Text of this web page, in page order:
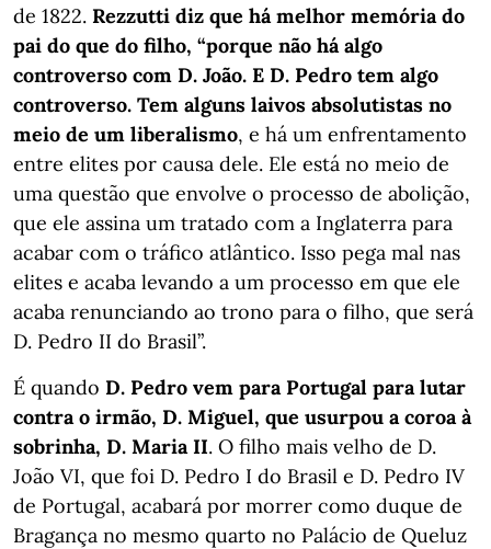
de 1822. Rezzutti diz que há melhor memória do
pai do que do filho, “porque não há algo
controverso com D. João. E D. Pedro tem algo
controverso. Tem alguns laivos absolutistas no
meio de um liberalismo, e há um enfrentamento
entre elites por causa dele. Ele está no meio de
uma questão que envolve o processo de abolição,
que ele assina um tratado com a Inglaterra para
acabar com o tráfico atlântico. Isso pega mal nas
elites e acaba levando a um processo em que ele
acaba renunciando ao trono para o filho, que será
D. Pedro II do Brasil”.
É quando D. Pedro vem para Portugal para lutar
contra o irmão, D. Miguel, que usurpou a coroa à
sobrinha, D. Maria II. O filho mais velho de D.
João VI, que foi D. Pedro I do Brasil e D. Pedro IV
de Portugal, acabará por morrer como duque de
Bragança no mesmo quarto no Palácio de Queluz